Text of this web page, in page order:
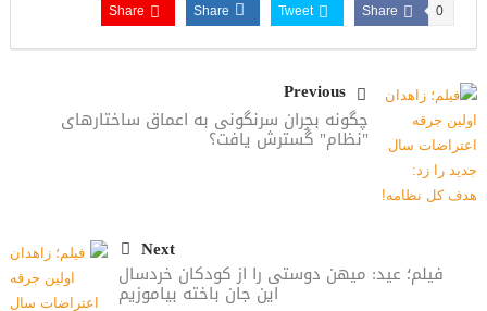
Share 0
Tweet
Share
Share
Previous
چگونه بحران سرنگونی به اعماق ساختارهای
"نظام" گُسترش یافت؟
Next
فیلم؛ عید: میهن دوستی را از کودکان خردسال
این جان باخته بیاموزیم